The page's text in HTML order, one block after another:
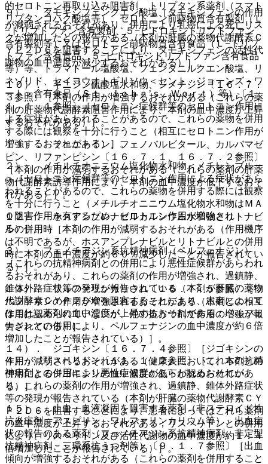
９）． タモキシフェンクエン酸塩［タモキシフェンの作用
が減弱されるおそれがあり、併用により乳癌による死亡リス
クが増加したとの報告がある（本剤が肝臓の薬物代謝酵素Ｃ
ＹＰ２Ｄ６を阻害することにより、タモキシフェンの活性代
謝物の血中濃度が減少するおそれがある）］。
１０）． キニジン硫酸塩水和物、シメチジン〔１６．７．
３参照〕［本剤の作用が増強するおそれがある（これらの薬
剤の肝薬物代謝酵素阻害作用により、本剤の血中濃度が上昇
するおそれがある）］。
１１）． フェニトイン、フェノバルビタール、カルバマゼ
ピン、リファンピシン〔１６．７．１、１６．７．２参照〕
［本剤の作用が減弱するおそれがある（これらの薬剤の肝薬
物代謝酵素誘導作用により、本剤の血中濃度が低下するおそ
れがある）］。
１２）． ホスアンプレナビルカルシウム水和物とリトナビ
ルの併用時［本剤の作用が減弱するおそれがある（作用機序
は不明であるが、ホスアンプレナビルとリトナビルとの併用
時に本剤の血中濃度が約６０％減少したことが報告されてい
る）］。
１３）． ワルファリンカリウム〔１６．７．５参照〕［ワ
ルファリンの作用が増強されるおそれがある（本剤との相互
作用は認められていないが、他の抗うつ剤で作用の増強が報
告されている）］。
１４）． ジゴキシン〔１６．７．４参照〕［ジゴキシンの
作用が減弱されるおそれがある（健康人において、本剤との
併用によるジゴキシンの血中濃度の低下が認められてい
る）］。
１５）． 止血・血液凝固を阻害する薬剤（非ステロイド性
抗炎症剤、アスピリン、ワルファリンカリウム等）、出血症
状の報告のある薬剤（フェノチアジン系抗精神病剤、非定型
抗精神病剤、三環系抗うつ剤等）〔９．１．７参照〕［出血
傾向が増強するおそれがある（これらの薬剤を併用すること
的セロトニン再取り込み阻害剤、トリプタン系薬剤（スマト
リプタンコハク酸塩等）、セロトニン前駆物質含有製剤（Ｌ
−トリプトファン含有製剤、５−ヒドロキシトリプトファン
含有製剤等）又はセロトニン前駆物質含有食品（Ｌ−トリプ
トファン含有食品、５−ヒドロキシトリプトファン含有食品
等）等、トラマドール塩酸塩、フェンタニルクエン酸塩、リ
ネゾリド、セイヨウオトギリソウ＜セント・ジョーンズ・ワ
ート＞含有食品（Ｓｔ．Ｊｏｈｎ’ｓ Ｗｏｒｔ）等）〔１
１．１．１参照〕［セロトニン症候群等のセロトニン作用に
よる症状があらわれることがあるので、これらの薬物を併用
する際には観察を十分に行うこと（相互にセロトニン作用が
増強するおそれがある）］。
２）． メチルチオニニウム塩化物水和物＜メチレンブルー
＞［セロトニン症候群等のセロトニン作用による症状があら
われることがあるので、これらの薬物を併用する際には観察
を十分に行うこと（メチルチオニニウム塩化物水和物はＭＡ
Ｏ阻害作用を有するため、セロトニン作用が増強され
る）］。
３）． フェノチアジン系抗精神病剤（ペルフェナジン）
［これらの抗精神病剤との併用により悪性症候群があらわれ
るおそれがあり、これらの薬剤の作用が増強され、過鎮静、
錐体外路症状等の発現が報告されている（本剤が肝臓の薬物
代謝酵素ＣＹＰ２Ｄ６を阻害することにより、患者によって
はこれら薬剤の血中濃度が上昇するおそれがある；ペルフェ
ナジンとの併用により、ペルフェナジンの血中濃度が約６倍
増加したことが報告されている）］。
４）． リスペリドン〔１１．１．２参照〕［これらの抗精
神病剤との併用により悪性症候群があらわれるおそれがあ
り、これらの薬剤の作用が増強され、過鎮静、錐体外路症状
等の発現が報告されている（本剤が肝臓の薬物代謝酵素ＣＹ
Ｐ２Ｄ６を阻害することにより、患者によってはこれら薬剤
の血中濃度が上昇するおそれがある；リスペリドンとの併用
により、リスペリドン及び活性代謝物の血中濃度が約１．４
倍増加したことが報告されている）］。